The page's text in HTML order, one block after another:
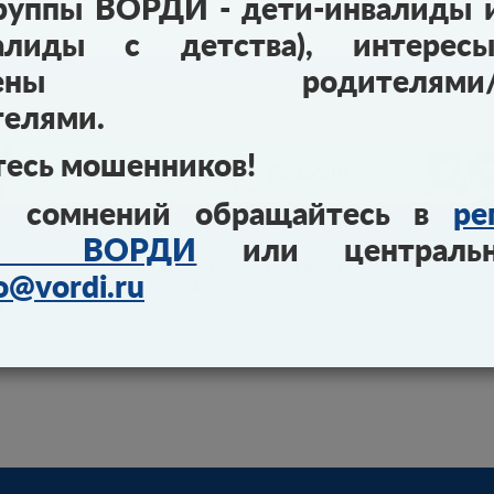
при
правам
Благотворительный фонд
ВОРДИ - дети-инвалиды
с детства),
родителями/
мошенников!
обращайтесь в
ВОРДИ
или